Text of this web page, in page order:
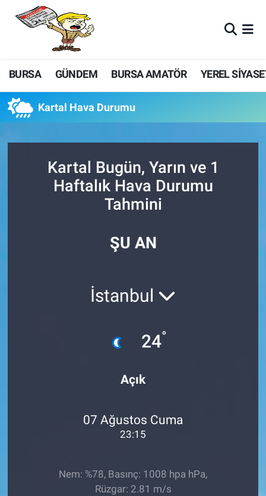
BURSA GÜNDEM BURSA AMATÖR YEREL
Kartal Hava Durumu
Kartal Bugün, Yarın ve 1
Haftalık Hava Durumu
Tahmini
ŞU AN
İstanbul
24°
Açık
07 Ağustos Cuma
23:15
Nem: %78, Basınç: 1008 hpa hPa,
Rüzgar: 2.81 m/s